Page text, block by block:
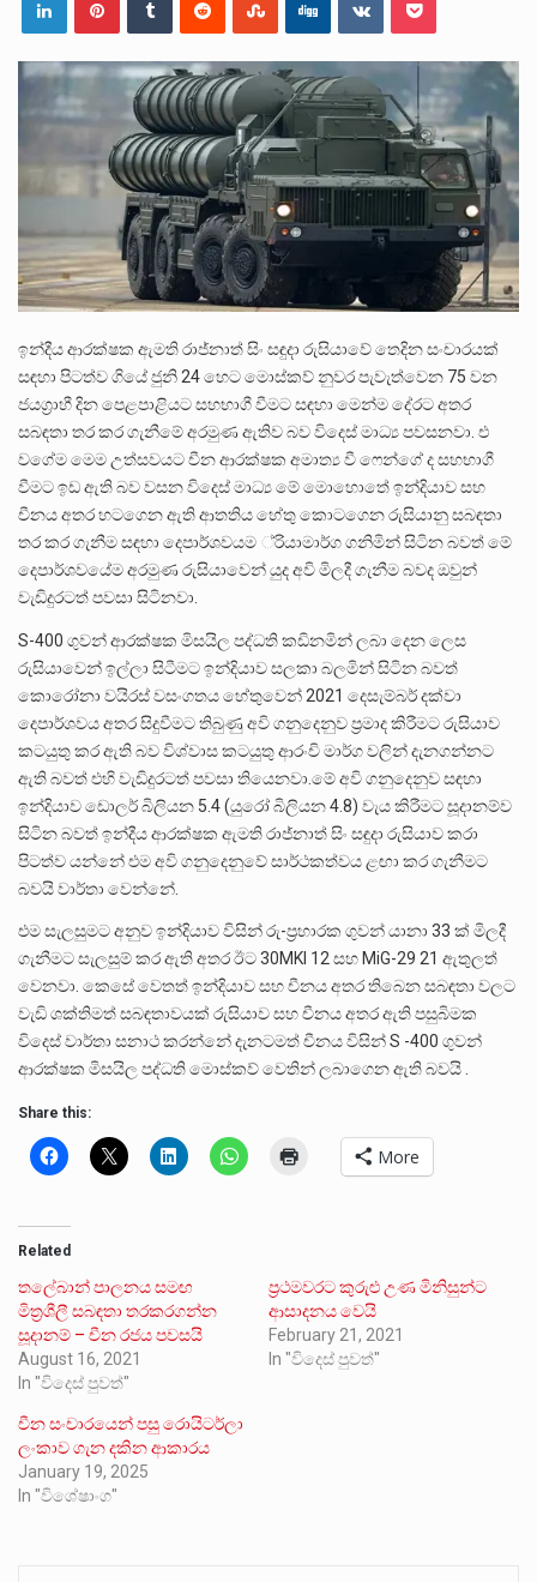
2011 වසරේදී දේශපාලන හා මානව හිමිකම් ක්‍රියාකාරීන් වන ලලිත්කුමාර් වීරරාජ් සහ කුගන් මුරුගානන්දන් යාපනයේදී අතුරුදන්…
ගොවියන්ගේ ප්‍රශ්න, ධීවරයන්ගේ ප්‍රශ්න, සෞඛය ප්‍රශ්න, වැටු ප්‍ර්ශ්න, රැකියා විරහිත ප්‍රශ්න මේ සියලු ප්‍රශ්නවලට තනි…
ඉන්දීය ආරක්ෂක ඇමති රාජ්නාත් සිං සඳුදා රුසියාවේ තෙදින සංචාරයක්
සඳහා පිටත්ව ගියේ ජුනි 24 හෙට මොස්කව් නුවර පැවැත්වෙන 75 වන
ජයග්‍රාහී දින පෙළපාළියට සහභාගී වීමට සඳහා මෙන්ම දේරට අතර
සබඳතා තර කර ගැනීමේ අරමුණ ඇතිව බව විදෙස් මාධ්‍ය පවසනවා. එ
වගේම මෙම උත්සවයට චීන ආරක්ෂක අමාත්‍ය වී ෆෙන්ගේ ද සහභාගී
වීමට ඉඩ ඇති බව වසන විදෙස් මාධ්‍ය මේ මොහොතේ ඉන්දියාව සහ
චීනය අතර හටගෙන ඇති ආතතිය හේතු කොටගෙන රුසියානු සබඳතා
තර කර ගැනීම සඳහා දෙපාර්ශවයම ්‍රියාමාර්ග ගනිමින් සිටින බවත් මේ
දෙපාර්ශවයේම අරමුණ රුසියාවෙන් යුද අවි මිලදී ගැනීම බවද ඔවුන්
වැඩිදුරටත් පවසා සිටිනවා.
S-400 ගුවන් ආරක්ෂක මිසයිල පද්ධති කඩිනමින් ලබා දෙන ලෙස
රුසියාවෙන් ඉල්ලා සිටීමට ඉන්දියාව සලකා බලමින් සිටින බවත්
කොරෝනා වයිරස් වසංගතය හේතුවෙන් 2021 දෙසැම්බර් දක්වා
දෙපාර්ශවය අතර සිදුවීමට තිබුණු අවි ගනුදෙනුව ප්‍රමාද කිරීමට රුසියාව
කටයුතු කර ඇති බව විශ්වාස කටයුතු ආරංචි මාර්ග වලින් දැනගන්නට
ඇති බවත් එහි වැඩිදුරටත් පවසා තියෙනවා.මේ අවි ගනුදෙනුව සඳහා
ඉන්දියාව ඩොලර් බිලියන 5.4 (යුරෝ බිලියන 4.8) වැය කිරීමට සූදානම්ව
සිටින බවත් ඉන්දීය ආරක්ෂක ඇමති රාජ්නාත් සිං සඳුදා රුසියාව කරා
පිටත්ව යන්නේ එම අවි ගනුදෙනුවේ සාර්ථකත්වය ළඟා කර ගැනීමට
බවයි වාර්තා වෙන්නේ.
එම සැලසුමට අනුව ඉන්දියාව විසින් රු-ප්‍රහාරක ගුවන් යානා 33 ක් මිලදී
ගැනීමට සැලසුම් කර ඇති අතර ඊට 30MKI 12 සහ MiG-29 21 ඇතුලත්
වෙනවා. කෙසේ වෙතත් ඉන්දියාව සහ චීනය අතර තිබෙන සබඳතා වලට
වැඩි ශක්තිමත් සබඳතාවයක් රුසියාව සහ චීනය අතර ඇති පසුබිමක
විදෙස් වාර්තා සනාථ කරන්නේ දැනටමත් චීනය විසින් S -400 ගුවන්
ආරක්ෂක මිසයිල පද්ධති මොස්කව් වෙතින් ලබාගෙන ඇති බවයි .
Share this:
More
Related
තලේබාන් පාලනය සමඟ
මිත්‍රශීලී සබඳතා තරකරගන්න
සූදානම් – චීන රජය පවසයි
August 16, 2021
In "විදෙස් පුවත්"
ප්‍රථමවරට කුරුළු උණ මිනිසුන්ට
ආසාදනය වෙයි
February 21, 2021
In "විදෙස් පුවත්"
චීන සංචාරයෙන් පසු රොයිටර්ලා
ලංකාව ගැන දකින ආකාරය
January 19, 2025
In "විශේෂාංග"